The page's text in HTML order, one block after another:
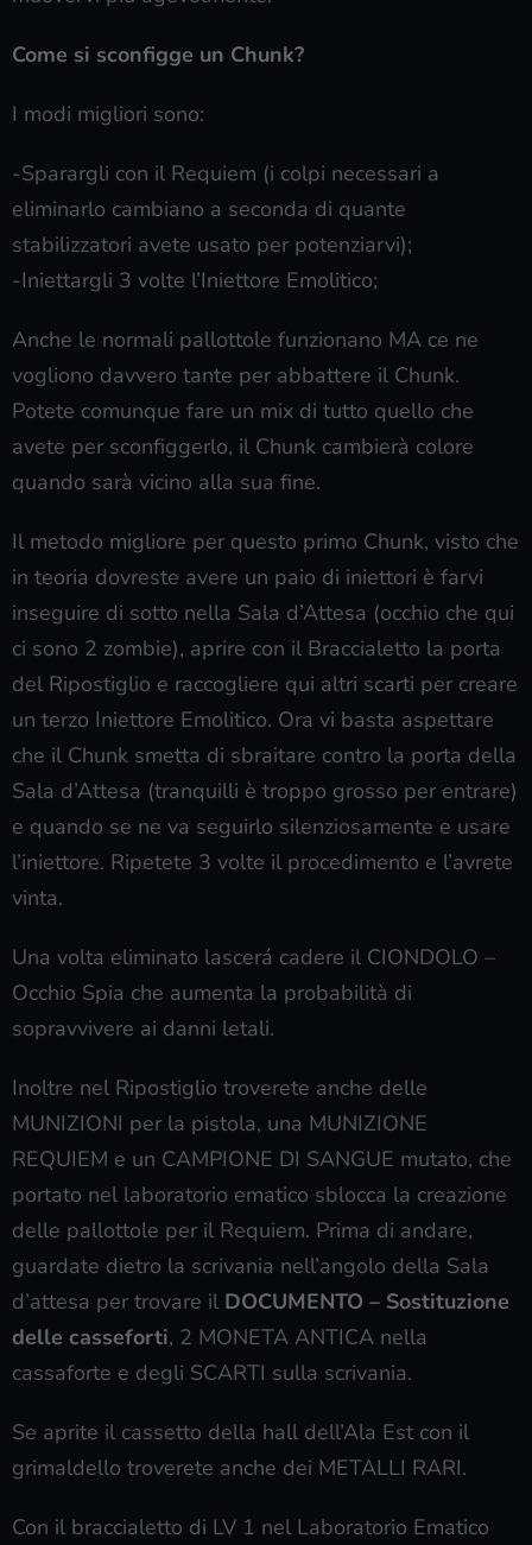
Come si sconfigge un Chunk?
I modi migliori sono:
-Sparargli con il Requiem (i colpi necessari a
eliminarlo cambiano a seconda di quante
stabilizzatori avete usato per potenziarvi);
-Iniettargli 3 volte l’Iniettore Emolitico;
Anche le normali pallottole funzionano MA ce ne
vogliono davvero tante per abbattere il Chunk.
Potete comunque fare un mix di tutto quello che
avete per sconfiggerlo, il Chunk cambierà colore
quando sarà vicino alla sua fine.
Il metodo migliore per questo primo Chunk, visto che
in teoria dovreste avere un paio di iniettori è farvi
inseguire di sotto nella Sala d’Attesa (occhio che qui
ci sono 2 zombie), aprire con il Braccialetto la porta
del Ripostiglio e raccogliere qui altri scarti per creare
un terzo Iniettore Emolitico. Ora vi basta aspettare
che il Chunk smetta di sbraitare contro la porta della
Sala d’Attesa (tranquilli è troppo grosso per entrare)
e quando se ne va seguirlo silenziosamente e usare
l’iniettore. Ripetete 3 volte il procedimento e l’avrete
vinta.
Una volta eliminato lascerá cadere il CIONDOLO –
Occhio Spia che aumenta la probabilità di
sopravvivere ai danni letali.
Inoltre nel Ripostiglio troverete anche delle
MUNIZIONI per la pistola, una MUNIZIONE
REQUIEM e un CAMPIONE DI SANGUE mutato, che
portato nel laboratorio ematico sblocca la creazione
delle pallottole per il Requiem. Prima di andare,
guardate dietro la scrivania nell’angolo della Sala
d’attesa per trovare il DOCUMENTO – Sostituzione
delle casseforti, 2 MONETA ANTICA nella
cassaforte e degli SCARTI sulla scrivania.
Se aprite il cassetto della hall dell’Ala Est con il
grimaldello troverete anche dei METALLI RARI.
Con il braccialetto di LV 1 nel Laboratorio Ematico